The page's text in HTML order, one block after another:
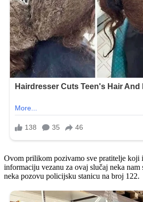
Ovom prilikom pozivamo sve pratitelje koji
informaciju vezanu za ovaj slučaj neka nam
neka pozovu policijsku stanicu na broj 122.